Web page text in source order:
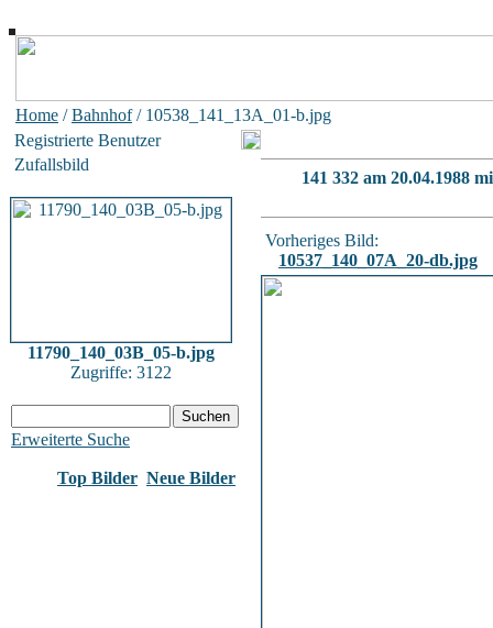
Home /Bahnhof/ 10538_141_13A_01-b.jpg
Registrierte Benutzer
Zufallsbild
11790_140_03B_05-b.jpg
Zugriffe: 3122
Erweiterte Suche
Top Bilder Neue Bilder
141 332 am 20.04.1988
Vorheriges Bild:
10537_140_07A_20-db.jpg